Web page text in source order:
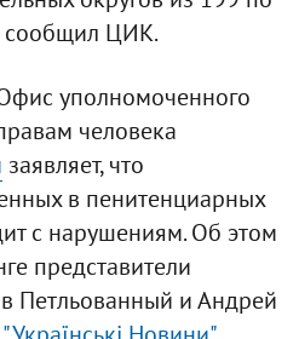
сообщил ЦИК.
уполномоченного
человека
заявляет, что
в пенитенциарных
с нарушениям. Об этом
представители
Петльованный и Андрей